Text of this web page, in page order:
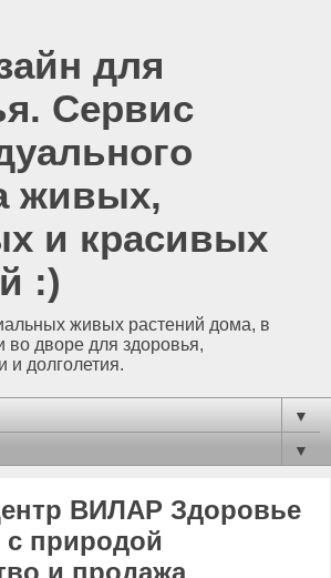
для
Сервис
живых,
и красивых
:)
живых растений дома, в
во дворе для здоровья,
и долголетия.
▼
▼
ВИЛАР Здоровье
природой
и продажа